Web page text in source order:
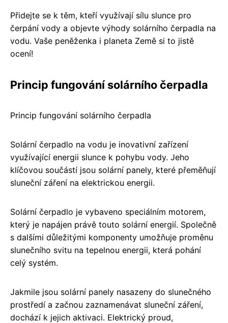
Přidejte se k těm, kteří využívají sílu slunce pro
čerpání vody a objevte výhody solárního čerpadla na
vodu. Vaše peněženka i planeta Země si to jistě
ocení!
Princip fungování solárního čerpadla
Princip fungování solárního čerpadla
Solární čerpadlo na vodu je inovativní zařízení
využívající energii slunce k pohybu vody. Jeho
klíčovou součástí jsou solární panely, které přeměňují
sluneční záření na elektrickou energii.
Solární čerpadlo je vybaveno speciálním motorem,
který je napájen právě touto solární energií. Společně
s dalšími důležitými komponenty umožňuje proměnu
slunečního svitu na tepelnou energii, která pohání
celý systém.
Jakmile jsou solární panely nasazeny do slunečného
prostředí a začnou zaznamenávat sluneční záření,
dochází k jejich aktivaci. Elektrický proud,